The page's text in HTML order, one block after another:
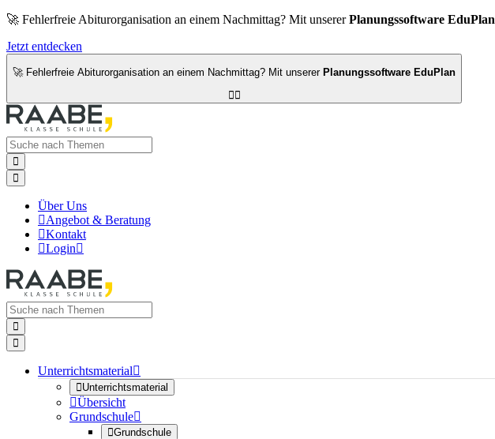
🚀 Fehlerfreie Abiturorganisation an einem Nachmittag? Mit unsererPlanungssoftware EduPlan
Jetzt entdecken
🚀 Fehlerfreie Abiturorganisation an einem Nachmittag? Mit unserer Planungssoftware EduPlan



Über Uns
Angebot & Beratung
Kontakt
Login


Unterrichtsmaterial
Unterrichtsmaterial
Übersicht
Grundschule
Grundschule